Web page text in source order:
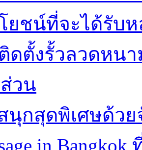
ยชน์ที่จะได้รับ
ดตั้งรั้วลวดหน
วน
นุกสุดพิเศษด้ว
in